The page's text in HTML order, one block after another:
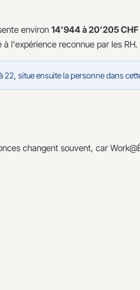
environ 14’944 à 20’205
l'expérience reconnue par les RH.
22, situe ensuite la personne dans
changent souvent, car